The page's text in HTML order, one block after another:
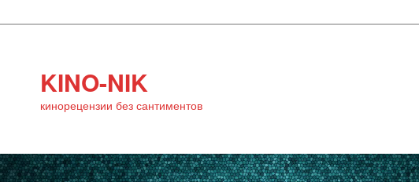
KINO-NIK
кинорецензии без сантиментов